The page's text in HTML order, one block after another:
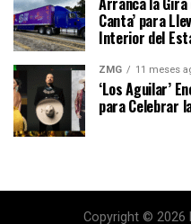
Canta’ para
Interior del
ZMG 11 meses
‘Los Aguilar’
para Celebrar
Copyright © 2026